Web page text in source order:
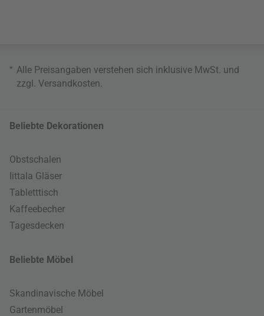
* Alle Preisangaben verstehen sich inklusive MwSt. und
zzgl. Versandkosten
Beliebte Dekorationen
Obstschalen
Iittala Gläser
Tabletttisch
Kaffeebecher
Tagesdecken
Beliebte Möbel
Skandinavische Möbel
Gartenmöbel